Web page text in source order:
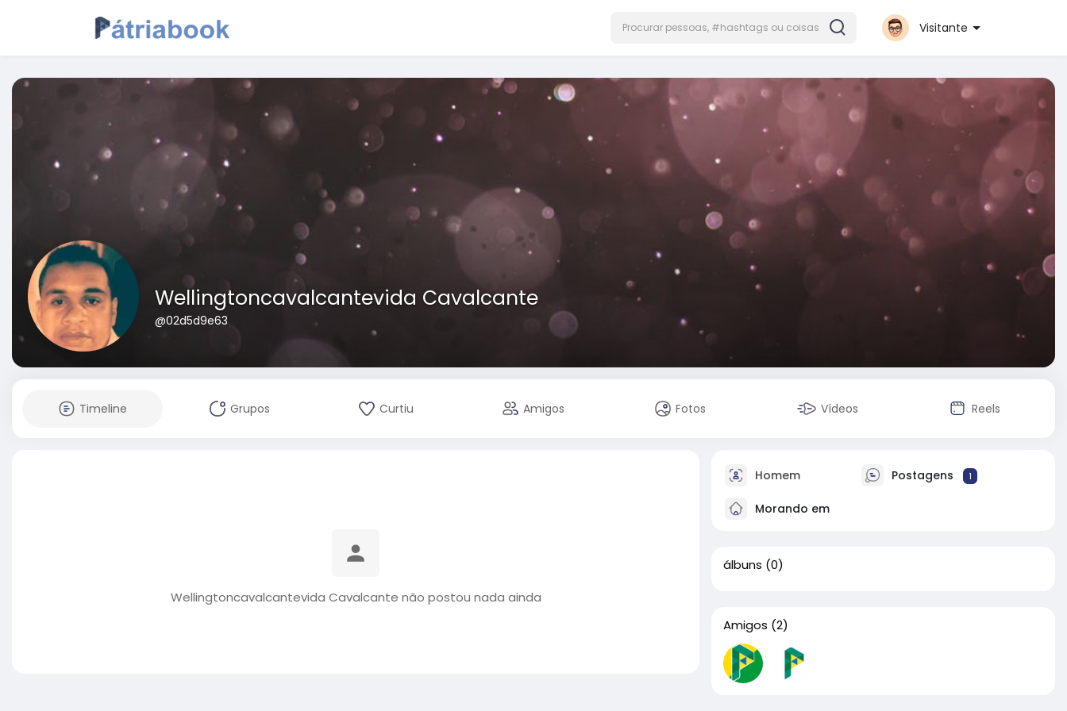
Visitante
Wellingtoncavalcantevida Cavalcante
@02d5d9e63
Timeline Grupos Curtiu Amigos Fotos Vídeos Reels
Wellingtoncavalcantevida Cavalcante não postou nada ainda
Homem Postagens 1
Morando em
álbuns (0)
Amigos (2)